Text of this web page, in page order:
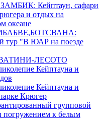
Кейптаун, сафари
и отдых на
океане
тур "В ЮАР на поезде
ЛЕСОТО
Кейптауна и
Кейптауна и
Крюгер
групповой
погружением к белым